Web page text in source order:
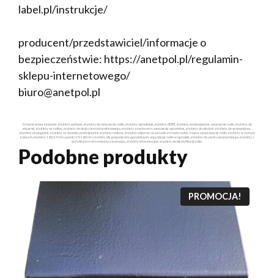
label.pl/instrukcje/
producent/przedstawiciel/informacje o
bezpieczeństwie: https://anetpol.pl/regulamin-
sklepu-internetowego/
biuro@anetpol.pl
Główne słowa kluczowe: etykiety pętlowe, etykiety do oznaczania roślin, etykiety ogrodnicze, etykiety HDPE, etykiety wodoodporne, oznaczanie roślin, etykiety do
wiązania, etykiety na rośliny, etykiety do druku termotransferowego, etykiety z markerem, oznaczenia ogrodnicze, etykiety do szkółek, etykiety do sadownictwa,
etykiety ekologiczne, etykiety na doniczki, profesjonalne etykiety roślinne, etykiety odporne na warunki atmosferyczne, trwałe oznakowanie roślin, etykiety w różnych
kolorach, etykiety 160x17mm, pętelki 17x160mm, etykiety dla gospodarstw ogrodniczych, organizacja roślin w ogrodzie, etykiety do użytku zewnętrznego, etykiety z
certyfikatem do kontaktu z żywnością, etykiety informacyjne, etykiety do identyfikacji roślin.
Podobne produkty
PROMOCJA!